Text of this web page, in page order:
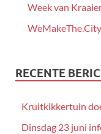
Week van
RECENTE
Kruitkikkertuin
Dinsdag 23 juni